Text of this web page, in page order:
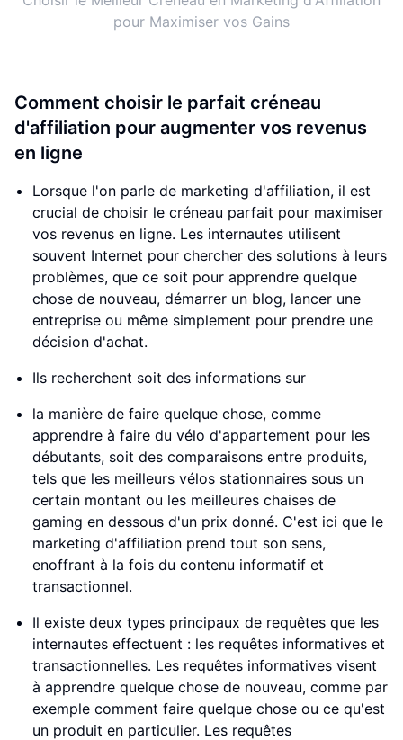
pour Maximiser vos Gains
Comment choisir le parfait créneau
d'affiliation pour augmenter vos revenus
en ligne
Lorsque l'on parle de marketing d'affiliation, il est
crucial de choisir le créneau parfait pour maximiser
vos revenus en ligne. Les internautes utilisent
souvent Internet pour chercher des solutions à leurs
problèmes, que ce soit pour apprendre quelque
chose de nouveau, démarrer un blog, lancer une
entreprise ou même simplement pour prendre une
décision d'achat.
Ils recherchent soit des informations sur
la manière de faire quelque chose, comme
apprendre à faire du vélo d'appartement pour les
débutants, soit des comparaisons entre produits,
tels que les meilleurs vélos stationnaires sous un
certain montant ou les meilleures chaises de
gaming en dessous d'un prix donné. C'est ici que le
marketing d'affiliation prend tout son sens,
enoffrant à la fois du contenu informatif et
transactionnel.
Il existe deux types principaux de requêtes que les
internautes effectuent : les requêtes informatives et
transactionnelles. Les requêtes informatives visent
à apprendre quelque chose de nouveau, comme par
exemple comment faire quelque chose ou ce qu'est
un produit en particulier. Les requêtes